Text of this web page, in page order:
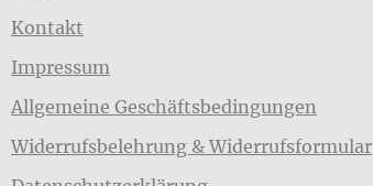
Kontakt
Impressum
Allgemeine Geschäftsbedingungen
Widerrufsbelehrung & Widerrufsformular